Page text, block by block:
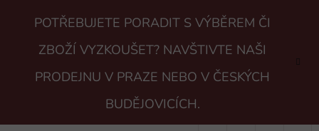
POTŘEBUJETE PORADIT S VÝBĚREM ČI
ZBOŽÍ VYZKOUŠET? NAVŠTIVTE NAŠI
PRODEJNU V PRAZE NEBO V ČESKÝCH
BUDĚJOVICÍCH.